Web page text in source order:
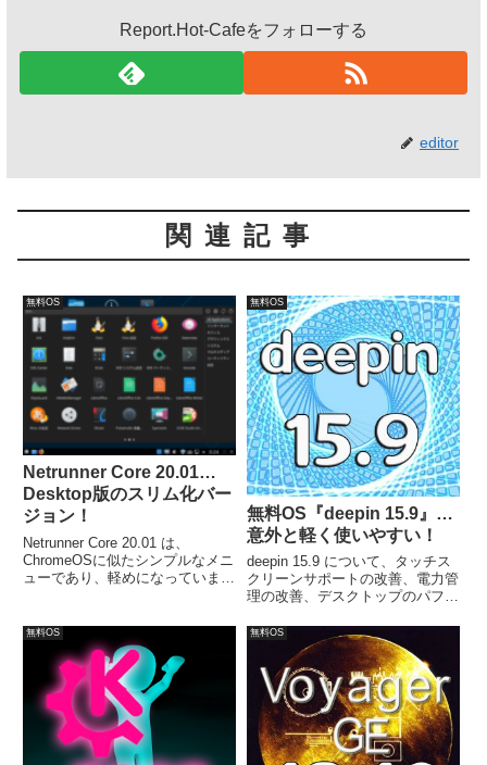
Report.Hot-Cafeをフォローする
editor
関連記事
無料OS
Netrunner Core 20.01…
Desktop版のスリム化バー
ジョン！
Netrunner Core 20.01 は、
ChromeOSに似たシンプルなメニ
ューであり、軽めになっていま
ル。また、VirtualBoxでメモリ
512MBの割当にし動作確認をし
てみました。
無料OS
無料OS『deepin 15.9』…
意外と軽く使いやすい！
deepin 15.9 について、タッチス
クリーンサポートの改善、電力管
理の改善、デスクトップのパフォ
うです。実際に、deepin 15.9 の
メニュー操作がバージョン15.7よ
り軽く感じ、映像を見比べてもク
イック感があります。
無料OS 無料OS